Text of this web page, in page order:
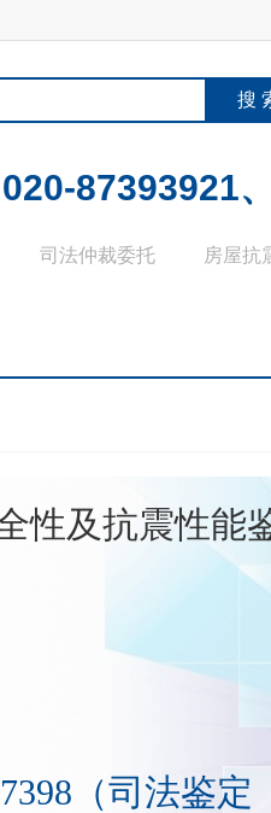
020-87393921
司法仲裁委托 房屋抗
性及抗震性能
（司法鉴定